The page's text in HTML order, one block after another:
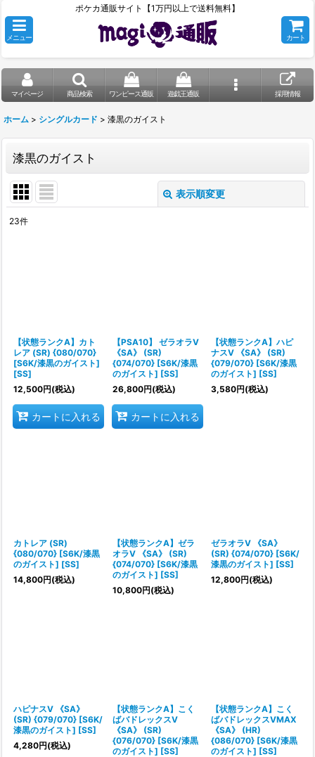
ポケカ通販サイト【1万円以上で送料無料】
メニュー カート
マイページ 商品検索 ワンピース通販 遊戯王通販 採用情報
ホーム > シングルカード > 漆黒のガイスト
漆黒のガイスト
表示順変更
絞り込む
23件
【状態ランクA】カト
レア (SR) {080/070}
[S6K/漆黒のガイスト]
[SS]
12,500円(税込)
カートに入れる
【PSA10】 ゼラオラV
《SA》 (SR)
{074/070} [S6K/漆黒
のガイスト] [SS]
26,800円(税込)
カートに入れる
【状態ランクA】ハピ
ナスV 《SA》 (SR)
{079/070} [S6K/漆黒
のガイスト] [SS]
3,580円(税込)
カトレア (SR)
{080/070} [S6K/漆黒
のガイスト] [SS]
14,800円(税込)
【状態ランクA】ゼラ
オラV 《SA》 (SR)
{074/070} [S6K/漆黒
のガイスト] [SS]
10,800円(税込)
ゼラオラV 《SA》
(SR) {074/070} [S6K/
漆黒のガイスト] [SS]
12,800円(税込)
ハピナスV 《SA》
(SR) {079/070} [S6K/
漆黒のガイスト] [SS]
4,280円(税込)
【状態ランクA】こく
ばバドレックスV
《SA》 (SR)
{076/070} [S6K/漆黒
のガイスト] [SS]
【状態ランクA】こく
ばバドレックスVMAX
《SA》 (HR)
{086/070} [S6K/漆黒
のガイスト] [SS]